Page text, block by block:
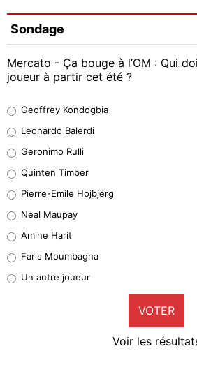
Sondage
Mercato - Ça bouge à l’OM : Qui
joueur à partir cet été ?
38%
32%
5%
1%
9%
Geoffrey Kondogbia
Leonardo Balerdi
Geronimo Rulli
Quinten Timber
Pierre-Emile Hojbjerg
Neal Maupay
Amine Harit
Faris Moumbagna
Un autre joueur
VOTER
Voir les